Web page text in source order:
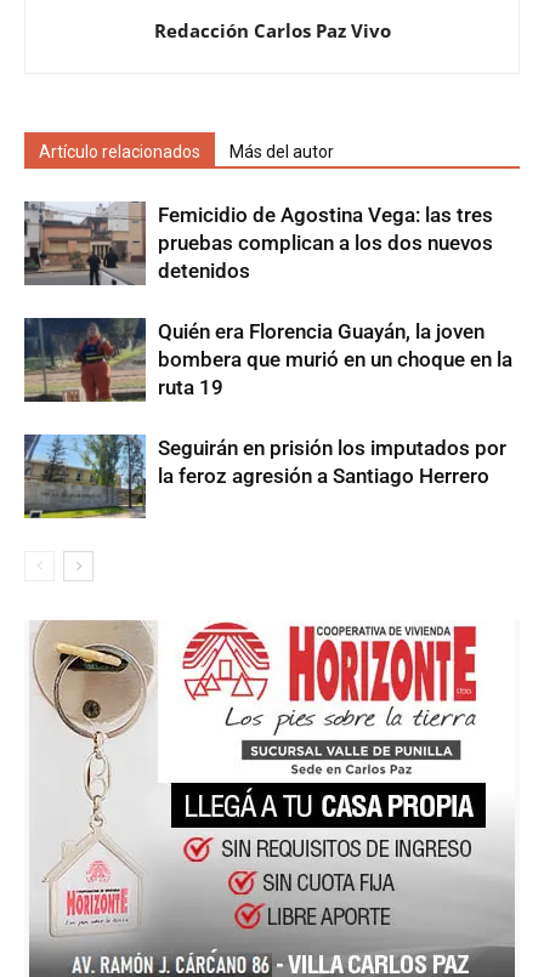
Redacción Carlos Paz Vivo
Artículo relacionados Más del autor
Femicidio de Agostina Vega: las tres
pruebas complican a los dos nuevos
detenidos
Quién era Florencia Guayán, la joven
bombera que murió en un choque en la
ruta 19
Seguirán en prisión los imputados por
la feroz agresión a Santiago Herrero